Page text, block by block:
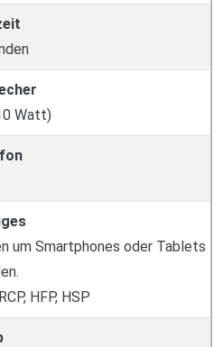
Watt)
um Smartphones oder Tablets
HFP, HSP